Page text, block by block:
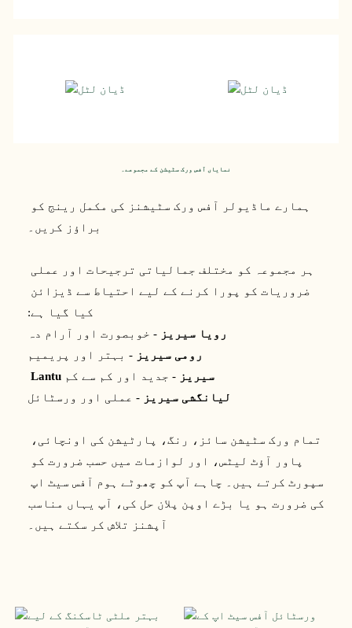
نمایاں آفس ورک سٹیشن کے مجموعے۔
براؤز کریں۔
کیا گیا ہے:
رویا سیریز - خوبصورت اور آرام دہ
رومی سیریز - بہتر اور پریمیم
Lantu سیریز - جدید اور کم سے کم
لیانگشی سیریز - عملی اور ورسٹائل
آپشنز تلاش کر سکتے ہیں۔